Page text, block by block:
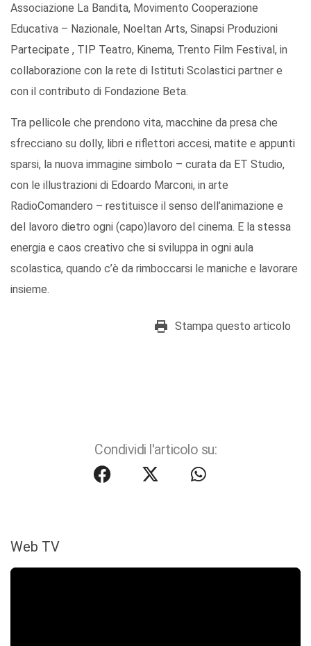
Associazione La Bandita, Movimento Cooperazione
Educativa – Nazionale, Noeltan Arts, Sinapsi Produzioni
Partecipate , TIP Teatro, Kinema, Trento Film Festival, in
collaborazione con la rete di Istituti Scolastici partner e
con il contributo di Fondazione Beta.
Tra pellicole che prendono vita, macchine da presa che
sfrecciano su dolly, libri e riflettori accesi, matite e appunti
sparsi, la nuova immagine simbolo – curata da ET Studio,
con le illustrazioni di Edoardo Marconi, in arte
RadioComandero – restituisce il senso dell’animazione e
del lavoro dietro ogni (capo)lavoro del cinema. E la stessa
energia e caos creativo che si sviluppa in ogni aula
scolastica, quando c’è da rimboccarsi le maniche e lavorare
insieme.
Stampa questo articolo
Condividi l'articolo su:
Web TV